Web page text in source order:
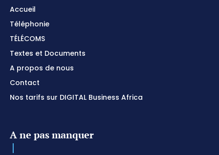
Accueil
Téléphonie
TÉLÉCOMS
Textes et Documents
A propos de nous
Contact
Nos tarifs sur DIGITAL Business Africa
A ne pas manquer